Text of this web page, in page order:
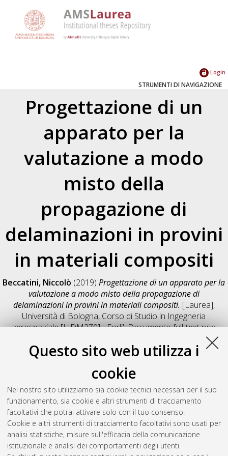
Questo sito web utilizza i
cookie
Nel nostro sito utilizziamo sia cookie tecnici necessari per il suo
funzionamento, sia cookie e altri strumenti di tracciamento
facoltativi che potrai attivare solo con il tuo consenso.
Cookie e altri strumenti di tracciamento facoltativi sono usati per
analisi statistiche, misure sull'efficacia della comunicazione
istituzionale e analisi dei comportamenti degli utenti.
Login
STRUMENTI DI NAVIGAZIONE
Progettazione di un
apparato per la
valutazione a modo
misto della
propagazione di
delaminazioni in provini
in materiali compositi
Beccatini, Niccolò (2019)Progettazione di un apparato per la
valutazione a modo misto della propagazione di
delaminazioni in provini in materiali compositi. [Laurea],
Università di Bologna, Corso di Studio in Ingegneria
aerospaziale [L-DM270] - Forli', Documento full-text non
Salva citazione
Condividi
Il full-text non è disponibile per scelta dell'autore. (
Abstract
Altri metadati
Gestione del documento: